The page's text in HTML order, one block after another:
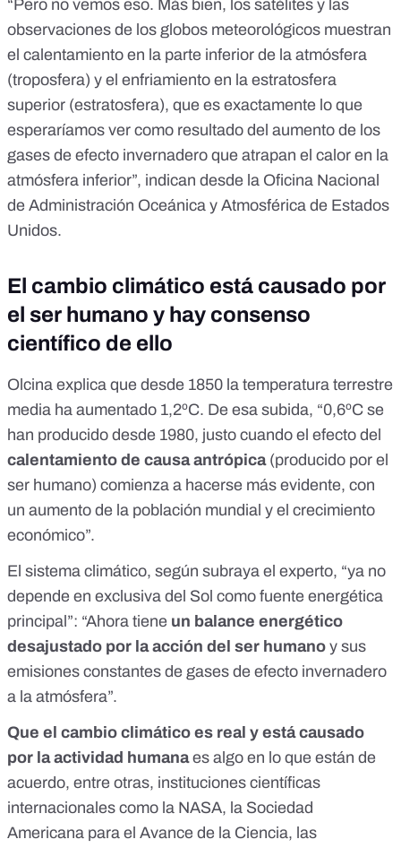
“Pero no vemos eso. Más bien, los satélites y las
observaciones de los globos meteorológicos muestran
el calentamiento en la parte inferior de la atmósfera
(troposfera) y el enfriamiento en la estratosfera
superior (estratosfera), que es exactamente lo que
esperaríamos ver como resultado del aumento de los
gases de efecto invernadero que atrapan el calor en la
atmósfera inferior”, indican desde la Oficina Nacional
de Administración Oceánica y Atmosférica de Estados
Unidos.
El cambio climático está causado por
el ser humano y hay consenso
científico de ello
Olcina explica que desde 1850 la temperatura terrestre
media ha aumentado 1,2ºC. De esa subida, “0,6ºC se
han producido desde 1980, justo cuando el efecto del
calentamiento de causa antrópica(producido por el
ser humano) comienza a hacerse más evidente, con
un aumento de la población mundial y el crecimiento
económico”.
El sistema climático, según subraya el experto, “ya no
depende en exclusiva del Sol como fuente energética
principal”: “Ahora tiene un balance energético
desajustado por la acción del ser humano y sus
emisiones constantes de gases de efecto invernadero
a la atmósfera”.
Que el cambio climático es real y está causado
por la actividad humana es algo en lo que están de
acuerdo, entre otras, instituciones científicas
internacionales como la NASA, la Sociedad
Americana para el Avance de la Ciencia, las